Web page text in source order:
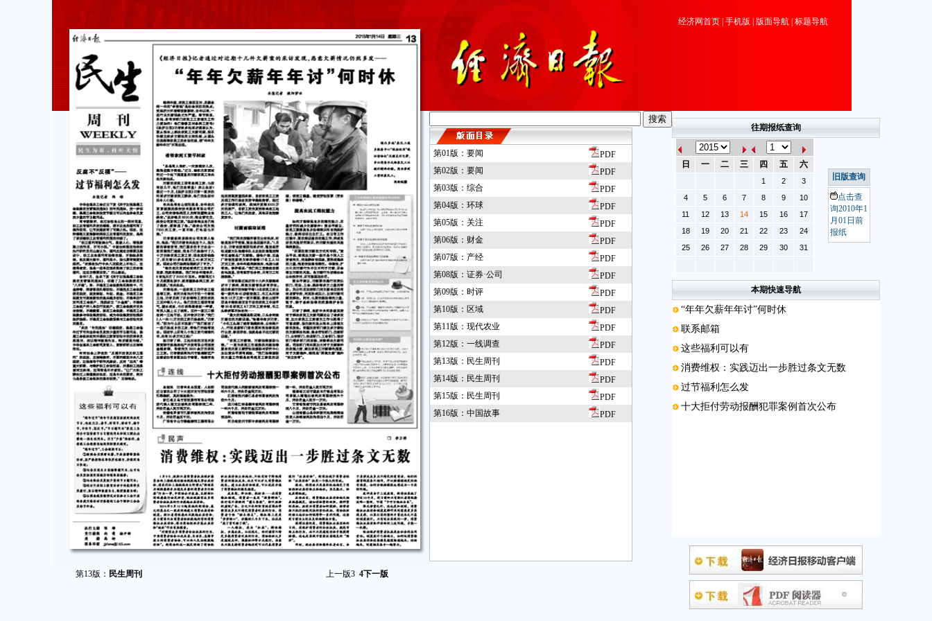
第13版： 民生周刊 上一版3 4下一版
经济网首页 手机版 版面导航 标题导航
第01版：要闻
PDF
第02版：要闻
PDF
第03版：综合
PDF
第04版：环球
PDF
第05版：关注
PDF
第06版：财金
PDF
第07版：产经
PDF
第08版：证券·公司
PDF
第09版：时评
PDF
第10版：区域
PDF
第11版：现代农业
PDF
第12版：一线调查
PDF
第13版：民生周刊
PDF
第14版：民生周刊
PDF
第15版：民生周刊
PDF
第16版：中国故事
PDF
往期报纸查询
日 一 二 三 四 五 六
1 2
3
4
5 6 7 8 9
10
11
12 13 14 15 16
17
18
19 20 21 22 23
24
25
26 27 28 29 30 31
旧版查询
点击查
询2010年1
月01日前
报纸
本期快速导航
“年年欠薪年年讨”何时休
联系邮箱
这些福利可以有
消费维权：实践迈出一步胜过条文无数
过节福利怎么发
十大拒付劳动报酬犯罪案例首次公布